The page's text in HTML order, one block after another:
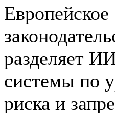
Европейское
разделяет
системы по
риска и